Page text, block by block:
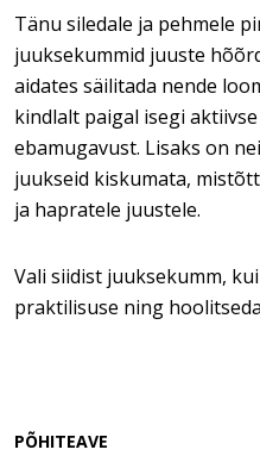
Tänu siledale ja pehmele
juuksekummid juuste
aidates säilitada nende
kindlalt paigal isegi
ebamugavust. Lisaks on
juukseid kiskumata,
ja hapratele juustele.
Vali siidist juuksekumm,
praktilisuse ning
PÕHITEAVE